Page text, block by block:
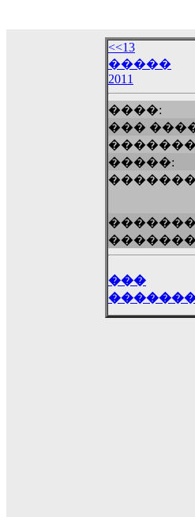
��� ��� ������
Echo, ����
��������������
������ �� �����..
���������
����� ���������
������! ���
�������
<<13
�����
2011
����:
���
�����:
���